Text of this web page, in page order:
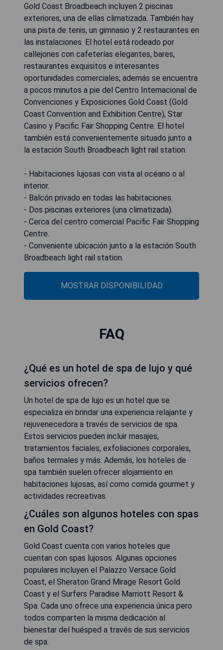
Gold Coast Broadbeach incluyen 2 piscinas
exteriores, una de ellas climatizada. También hay
una pista de tenis, un gimnasio y 2 restaurantes en
las instalaciones. El hotel está rodeado por
callejones con cafeterías elegantes, bares,
restaurantes exquisitos e interesantes
oportunidades comerciales; además se encuentra
a pocos minutos a pie del Centro Internacional de
Convenciones y Exposiciones Gold Coast (Gold
Coast Convention and Exhibition Centre), Star
Casino y Pacific Fair Shopping Centre. El hotel
también está convenientemente situado junto a
la estación South Broadbeach light rail station.
- Habitaciones lujosas con vista al océano o al
interior.
- Balcón privado en todas las habitaciones.
- Dos piscinas exteriores (una climatizada).
- Cerca del centro comercial Pacific Fair Shopping
Centre.
- Conveniente ubicación junto a la estación South
Broadbeach light rail station.
MOSTRAR DISPONIBILIDAD
FAQ
¿Qué es un hotel de spa de lujo y qué
servicios ofrecen?
Un hotel de spa de lujo es un hotel que se
especializa en brindar una experiencia relajante y
rejuvenecedora a través de servicios de spa.
Estos servicios pueden incluir masajes,
tratamientos faciales, exfoliaciones corporales,
baños termales y más. Además, los hoteles de
spa también suelen ofrecer alojamiento en
habitaciones lujosas, así como comida gourmet y
actividades recreativas.
¿Cuáles son algunos hoteles con spas
en Gold Coast?
Gold Coast cuenta con varios hoteles que
cuentan con spas lujosos. Algunas opciones
populares incluyen el Palazzo Versace Gold
Coast, el Sheraton Grand Mirage Resort Gold
Coast y el Surfers Paradise Marriott Resort &
Spa. Cada uno ofrece una experiencia única pero
todos comparten la misma dedicación al
bienestar del huésped a través de sus servicios
de spa.